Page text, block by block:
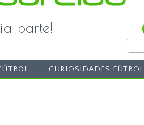
parte!
CURIOSIDADES FÚTBOL